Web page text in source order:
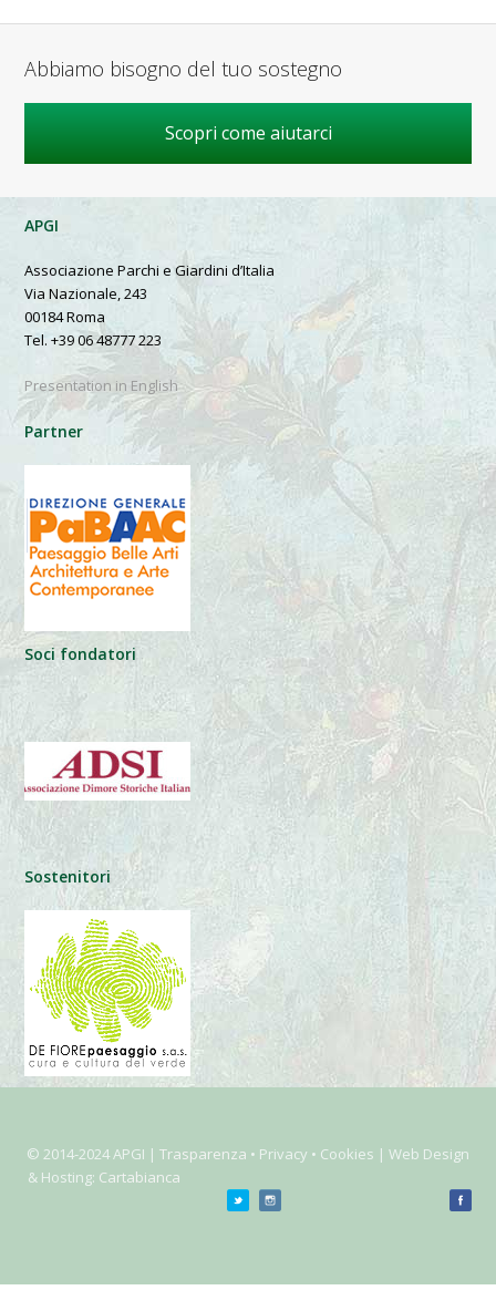
Abbiamo bisogno del tuo sostegno
Scopri come aiutarci
APGI
Associazione Parchi e Giardini d’Italia
Via Nazionale, 243
00184 Roma
Tel. +39 06 48777 223
Presentation in English
Partner
Soci fondatori
Sostenitori
© 2014-2024 APGI | Trasparenza • Privacy • Cookies | Web Design
& Hosting: Cartabianca